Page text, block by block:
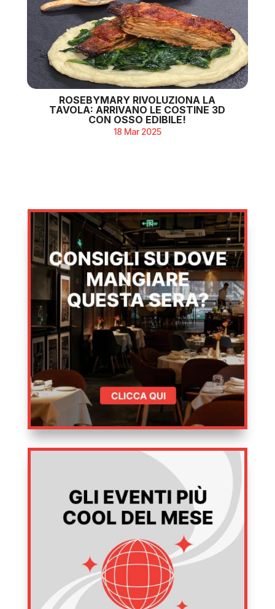
ROSEBYMARY RIVOLUZIONA LA
TAVOLA: ARRIVANO LE COSTINE 3D
CON OSSO EDIBILE!
18 Mar 2025